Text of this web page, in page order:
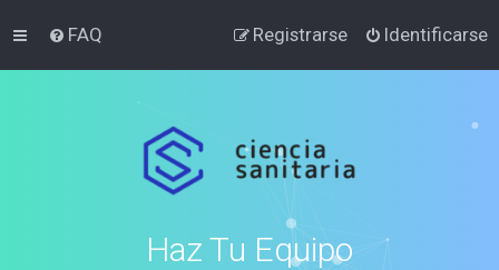
FAQ Identificarse
Registrarse
Haz Tu Equipo